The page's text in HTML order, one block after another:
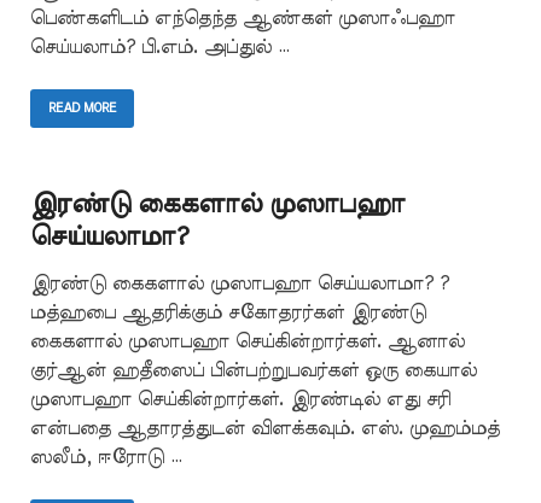
பெண்களிடம் எந்தெந்த ஆண்கள் முஸாஃபஹா
செய்யலாம்? பி.எம். அப்துல் …
READ MORE
இரண்டு கைகளால் முஸாபஹா
செய்யலாமா?
இரண்டு கைகளால் முஸாபஹா செய்யலாமா? ?
மத்ஹபை ஆதரிக்கும் சகோதரர்கள் இரண்டு
கைகளால் முஸாபஹா செய்கின்றார்கள். ஆனால்
குர்ஆன் ஹதீஸைப் பின்பற்றுபவர்கள் ஒரு கையால்
முஸாபஹா செய்கின்றார்கள். இரண்டில் எது சரி
என்பதை ஆதாரத்துடன் விளக்கவும். எஸ். முஹம்மத்
ஸலீம், ஈரோடு …